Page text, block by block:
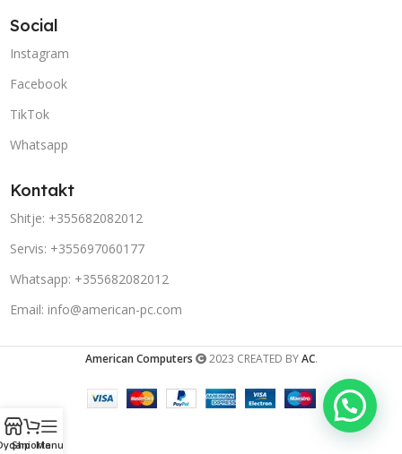
Social
Instagram
Facebook
TikTok
Whatsapp
Kontakt
Shitje: +355682082012
Servis: +355697060177
Whatsapp: +355682082012
Email: info@american-pc.com
American Computers 2023 CREATED BYAC.
Shporta
Menu
Porosit në Whatsapp!